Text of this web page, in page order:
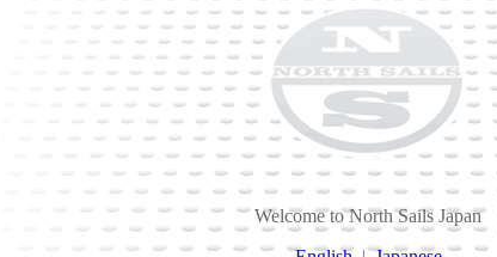
Welcome to North Sails Japan